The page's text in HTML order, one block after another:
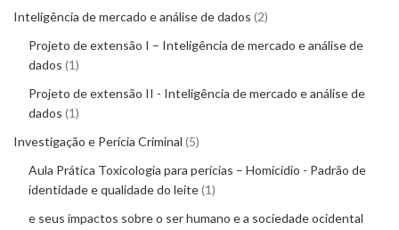
Inteligência de mercado e análise de dados 2
Projeto de extensão I – Inteligência de mercado e análise de
dados 1
Projeto de extensão II - Inteligência de mercado e análise de
dados 1
Investigação e Perícia Criminal 5
Aula Prática Toxicologia para perícias – Homicídio - Padrão de
identidade e qualidade do leite 1
e seus impactos sobre o ser humano e a sociedade ocidental